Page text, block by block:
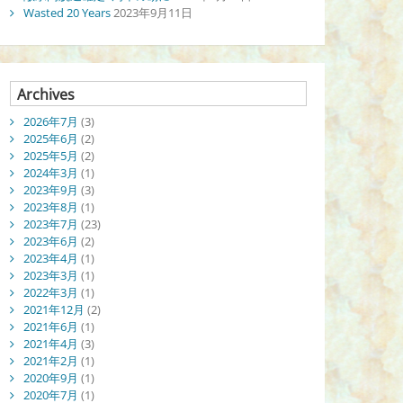
Wasted 20 Years 2023年9月11日
Archives
2026年7月 (3)
2025年6月 (2)
2025年5月 (2)
2024年3月 (1)
2023年9月 (3)
2023年8月 (1)
2023年7月 (23)
2023年6月 (2)
2023年4月 (1)
2023年3月 (1)
2022年3月 (1)
2021年12月 (2)
2021年6月 (1)
2021年4月 (3)
2021年2月 (1)
2020年9月 (1)
2020年7月 (1)